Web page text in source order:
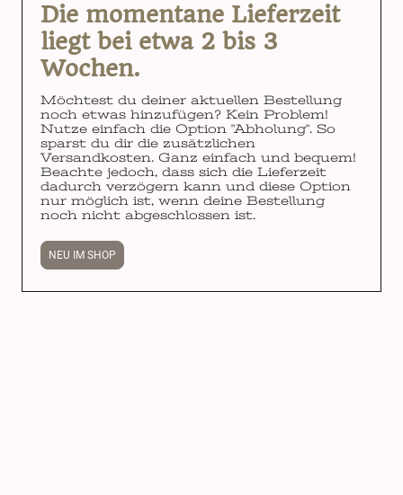
Die momentane Lieferzeit
liegt bei etwa 2 bis 3
Wochen.
Möchtest du deiner aktuellen Bestellung
noch etwas hinzufügen? Kein Problem!
Nutze einfach die Option "Abholung". So
sparst du dir die zusätzlichen
Versandkosten. Ganz einfach und bequem!
Beachte jedoch, dass sich die Lieferzeit
dadurch verzögern kann und diese Option
nur möglich ist, wenn deine Bestellung
noch nicht abgeschlossen ist.
NEU IM SHOP